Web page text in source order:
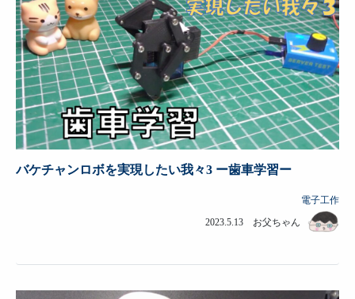
バケチャンロボを実現したい我々3 ー歯車学習ー
電子工作
2023.5.13 お父ちゃん